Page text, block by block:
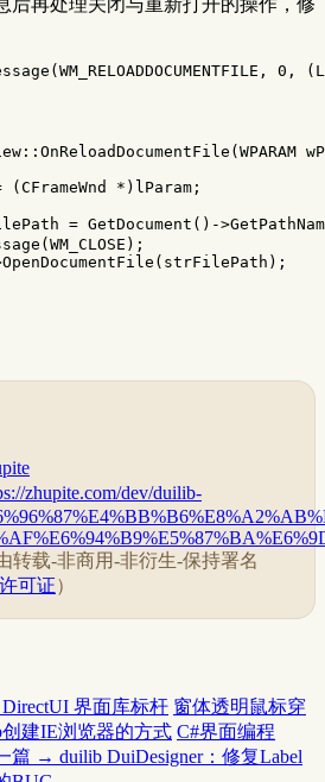
(WM_RELOADDOCUMENTFILE , 0 , (
:: OnReloadDocumentFile (WPARAM
(CFrameWnd * ) lParam ;
= GetDocument () ->
(WM_CLOSE );
OpenDocumentFile ( strFilePath );
zhupite.com/dev/duilib-
转载-非商用-非衍生-保持署名
可证）
界面库标杆 窗体透明鼠标穿
建IE浏览器的方式 C#界面编程
篇 → duilib DuiDesigner：修复Label